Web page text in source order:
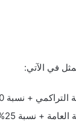
في الآتي: